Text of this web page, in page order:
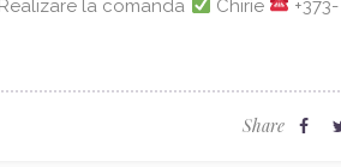
Realizare la comanda Chirie
+373-
Share